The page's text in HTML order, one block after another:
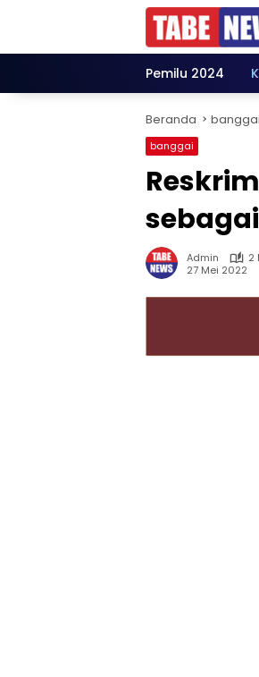
Pemilu 2024
Beranda banggai
banggai
Admin
2
27 Mei 2022